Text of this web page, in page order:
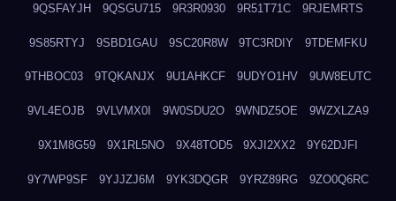
9QSFAYJH 9QSGU715 9R3R0930 9R51T71C 9RJEMRTS
9S85RTYJ 9SBD1GAU 9SC20R8W 9TC3RDIY 9TDEMFKU
9THBOC03 9TQKANJX 9U1AHKCF 9UDYO1HV 9UW8EUTC
9VL4EOJB 9VLVMX0I 9W0SDU2O 9WNDZ5OE 9WZXLZA9
9X1M8G59 9X1RL5NO 9X48TOD5 9XJI2XX2 9Y62DJFI
9Y7WP9SF 9YJJZJ6M 9YK3DQGR 9YRZ89RG 9ZO0Q6RC